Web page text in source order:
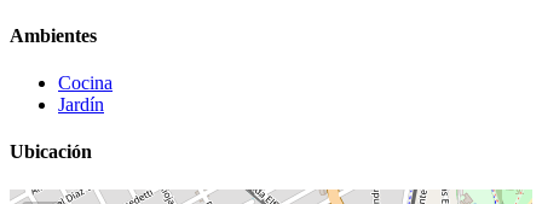
Ambientes
Cocina
Jardín
Ubicación